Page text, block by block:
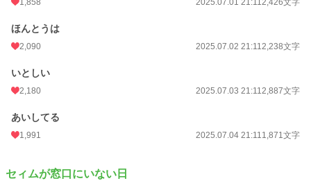
1,858 2025.07.01 21:112,426文字
ほんとうは
2,090 2025.07.02 21:112,238文字
いとしい
2,180 2025.07.03 21:112,887文字
あいしてる
1,991 2025.07.04 21:111,871文字
セィムが窓口にいない日